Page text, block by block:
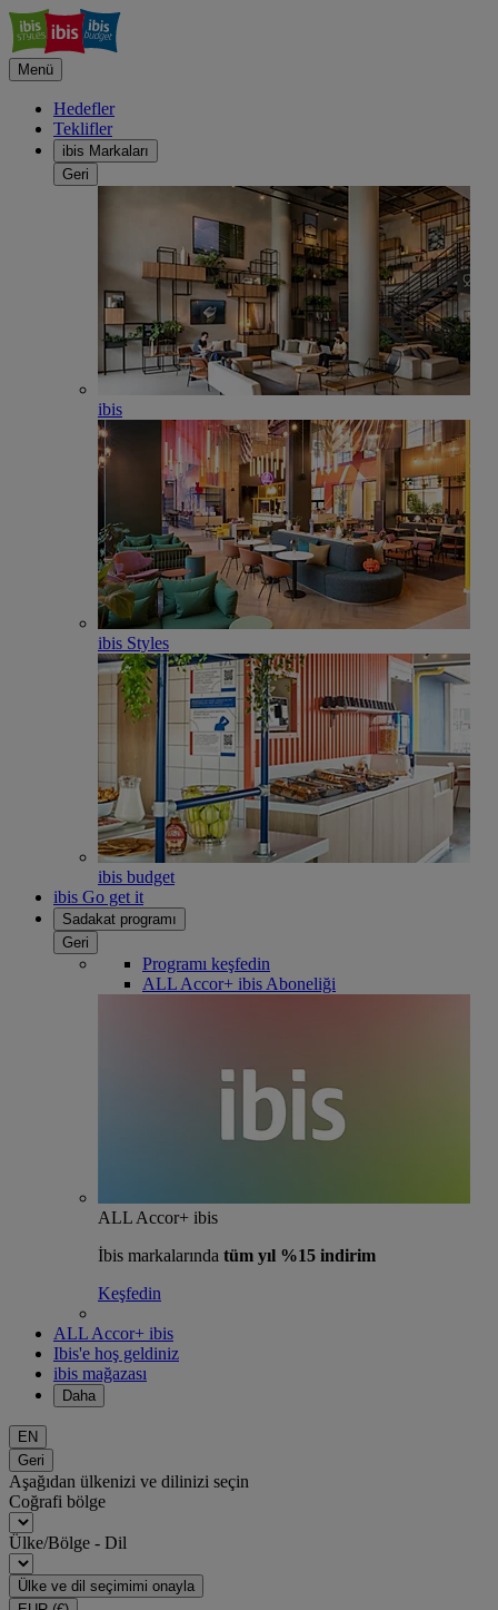
Menü
Hedefler
Teklifler
ibis Markaları
Geri
ibis
ibis Styles
ibis budget
ibis Go get it
Sadakat programı
Geri
Programı keşfedin
ALL Accor+ ibis Aboneliği
ALL Accor+ ibis
İbis markalarında tüm yıl %15 indirim
Keşfedin
ALL Accor+ ibis
Ibis'e hoş geldiniz
ibis mağazası
Daha
EN
Geri
Aşağıdan ülkenizi ve dilinizi seçin
Coğrafi bölge
Ülke/Bölge - Dil
Ülke ve dil seçimimi onayla